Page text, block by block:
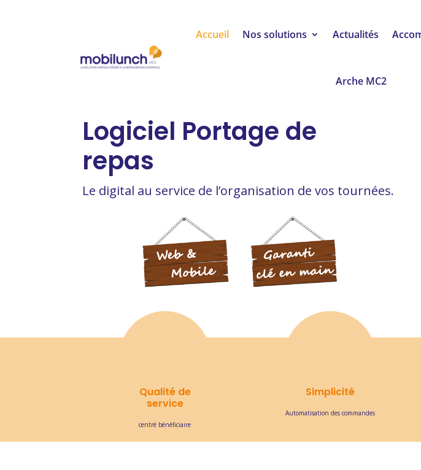
Accueil Nos solutions Actualités
Arche MC2
Logiciel Portage de
repas
Le digital au service de l’organisation de vos tournées.
Qualité de
service
centré bénéficiaire
Simplicité
Automatisation des commandes